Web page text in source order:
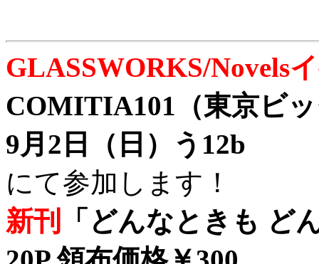
GLASSWORKS/Novels
COMITIA101（東京ビ
9月2日（日）う12b
にて参加します！
新刊
「どんなときも ど